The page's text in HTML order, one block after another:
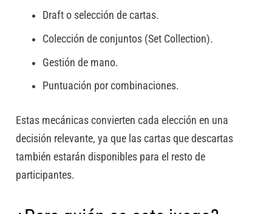
Draft o selección de cartas.
Colección de conjuntos (Set Collection).
Gestión de mano.
Puntuación por combinaciones.
Estas mecánicas convierten cada elección en una
decisión relevante, ya que las cartas que descartas
también estarán disponibles para el resto de
participantes.